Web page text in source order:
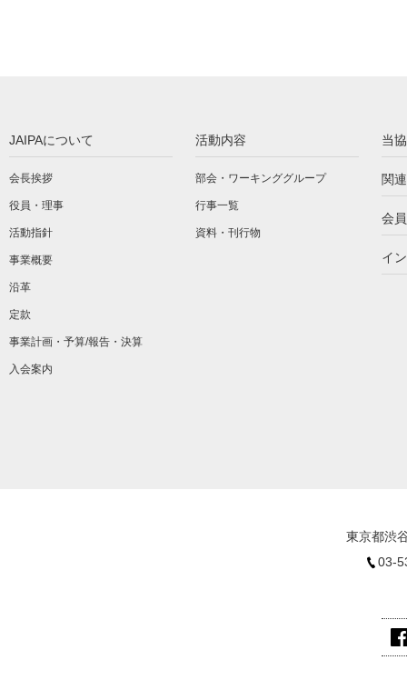
JAIPAについて
会長挨拶
役員・理事
活動指針
事業概要
沿革
定款
事業計画・予算/報告・決算
入会案内
活動内容
部会・ワーキンググループ
行事一覧
資料・刊行物
当
関
会
イ
東京都渋
03-